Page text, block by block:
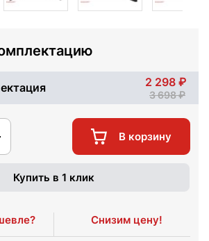
2 298
3 698
В корзину
Купить в 1 клик
Снизим цену!